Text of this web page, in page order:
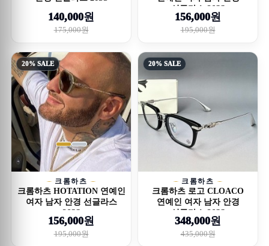
140,000원
175,000원
선글라스 26SS
156,000원
195,000원
20% SALE
크롬하츠
크롬하츠 HOTATION 연예인
여자 남자 안경 선글라스
26SS
156,000원
195,000원
20% SALE
크롬하츠
크롬하츠 로고 CLOACO
연예인 여자 남자 안경
선글라스 26SS
348,000원
435,000원